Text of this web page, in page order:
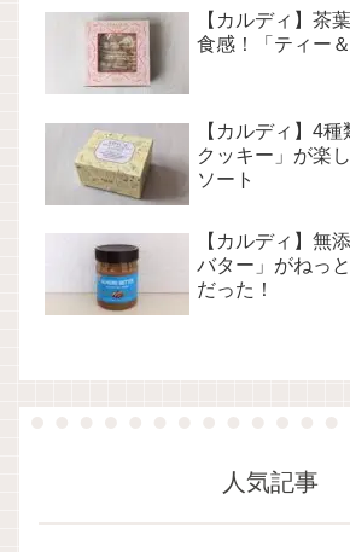
【カルディ】茶
食感！「ティー
【カルディ】4
クッキー」が楽
ソート
【カルディ】無
バター」がねっ
だった！
人気記事